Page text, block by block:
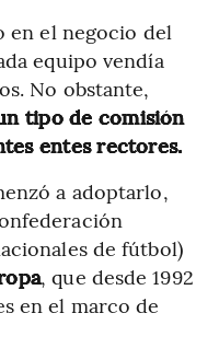
en el negocio del
equipo vendía
No obstante,
tipo de comisión
entes rectores.
a adoptarlo,
de fútbol)
, que desde 1992
en el marco de